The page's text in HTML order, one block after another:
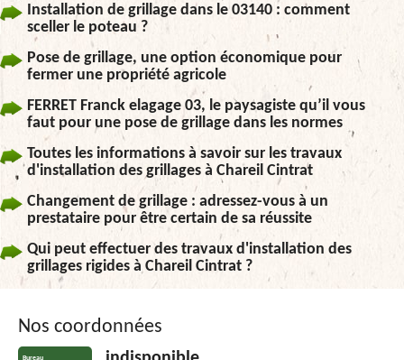
Installation de grillage dans le 03140 : comment
sceller le poteau ?
Pose de grillage, une option économique pour
fermer une propriété agricole
FERRET Franck elagage 03, le paysagiste qu’il vous
faut pour une pose de grillage dans les normes
Toutes les informations à savoir sur les travaux
d'installation des grillages à Chareil Cintrat
Changement de grillage : adressez-vous à un
prestataire pour être certain de sa réussite
Qui peut effectuer des travaux d'installation des
grillages rigides à Chareil Cintrat ?
Nos coordonnées